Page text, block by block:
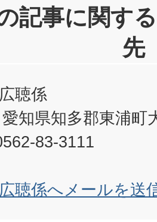
記事に関す
先
聴係
知県知多郡東浦町
83-3111
聴係へメールを送